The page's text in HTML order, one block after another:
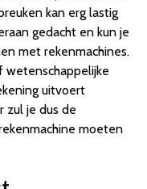
kan erg lastig
gedacht en kun je
met rekenmachines.
wetenschappelijke
uitvoert
zul je dus de
moeten